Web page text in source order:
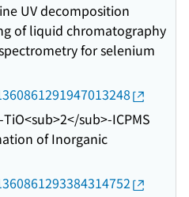
UV decomposition
of liquid chromatography
for selenium
sub>-ICPMS
of Inorganic